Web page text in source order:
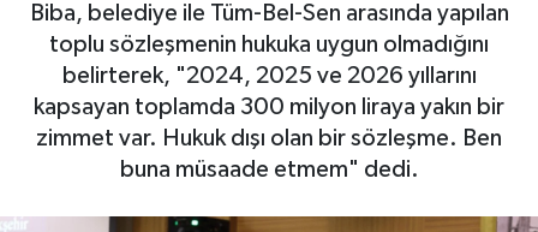
Biba, belediye ile Tüm-Bel-Sen arasında yapılan
toplu sözleşmenin hukuka uygun olmadığını
belirterek, "2024, 2025 ve 2026 yıllarını
kapsayan toplamda 300 milyon liraya yakın bir
zimmet var. Hukuk dışı olan bir sözleşme. Ben
buna müsaade etmem" dedi.
Haber Arşivi